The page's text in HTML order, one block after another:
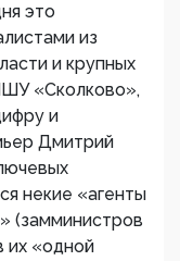
это
из
и крупных
«Сколково»,
и
Дмитрий
некие «агенты
(замминистров
их «одной